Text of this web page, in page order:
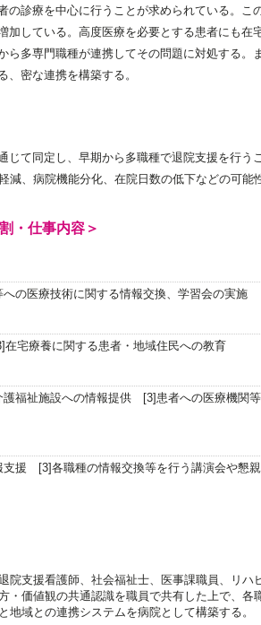
診療を中心に行うことが求められている。こ
している。高度医療を必要とする患者にも在
多専門職種が連携してその問題に対処する。
密な連携を構築する。
て同定し、早期から多職種で退院支援を行う
、病院機能分化、在院日数の低下などの可能
・仕事内容＞
の医療技術に関する情報交換、学習会の実施
宅療養に関する患者・地域住民への教育
護福祉施設への情報提供 [3]患者への医療機
援 [3]各職種の情報交換等を行う講演会や懇
支援看護師、社会福祉士、医事課職員、リハ
価値観の共通認識を職員で共有した上で、各
域との連携システムを病院として構築する。